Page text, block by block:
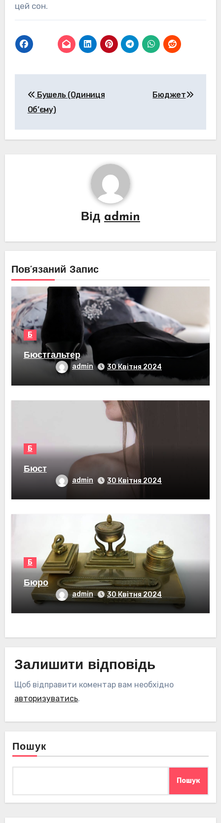
цей сон.
записів
Бушель (Одиниця
Об’єму)
Бюджет
Від admin
Пов’язаний Запис
Б
Бюстгальтер
admin 30 Квітня 2024
Б
Бюст
admin 30 Квітня 2024
Б
Бюро
admin 30 Квітня 2024
Залишити відповідь
Щоб відправити коментар вам необхідно
авторизуватись.
Пошук
Пошук